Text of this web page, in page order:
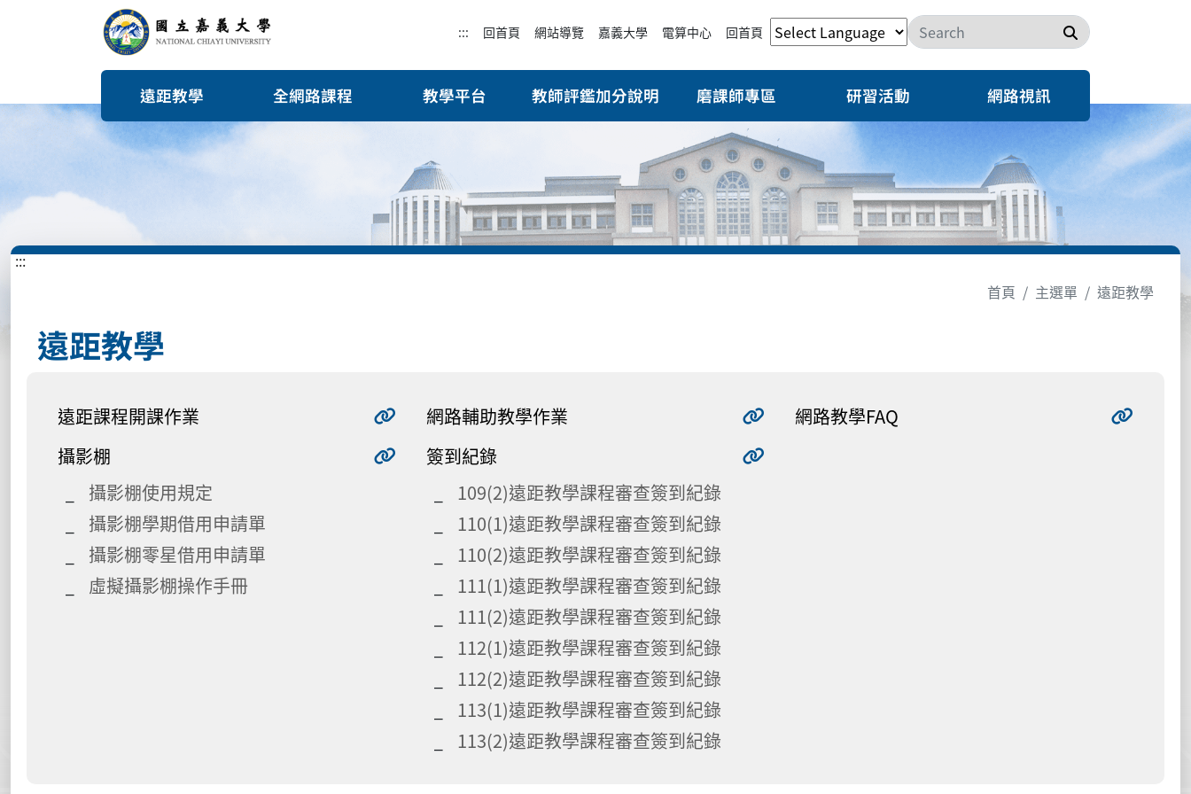
::: 回首頁 網站導覽 嘉義大學 電算中心 回首頁 搜尋
遠距教學 全網路課程 教學平台 教師評鑑加分說明 磨課師專區 研習活動 網路視訊
:::
首頁
主選單 遠距教學
遠距教學
遠距課程開課作業
攝影棚
攝影棚使用規定
攝影棚學期借用申請單
攝影棚零星借用申請單
虛擬攝影棚操作手冊
網路輔助教學作業
簽到紀錄
109(2)遠距教學課程審查簽到紀錄
110(1)遠距教學課程審查簽到紀錄
110(2)遠距教學課程審查簽到紀錄
111(1)遠距教學課程審查簽到紀錄
111(2)遠距教學課程審查簽到紀錄
112(1)遠距教學課程審查簽到紀錄
112(2)遠距教學課程審查簽到紀錄
113(1)遠距教學課程審查簽到紀錄
113(2)遠距教學課程審查簽到紀錄
網路教學FAQ